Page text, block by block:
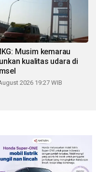
Musim kemarau
kualitas udara di
2026 19:27 WIB